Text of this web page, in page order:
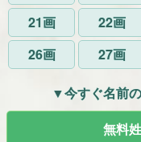
21画
22画
26画
27画
▼今すぐ名前
無料